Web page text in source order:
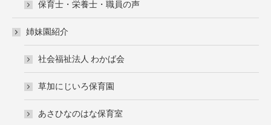
保育士・栄養士・職員の声
姉妹園紹介
社会福祉法人 わかば会
草加にじいろ保育園
あさひなのはな保育室